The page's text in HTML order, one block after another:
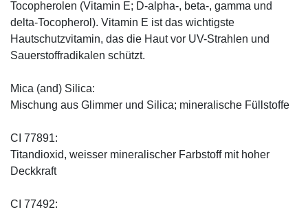
Tocopherolen (Vitamin E; D-alpha-, beta-, gamma und
delta-Tocopherol). Vitamin E ist das wichtigste
Hautschutzvitamin, das die Haut vor UV-Strahlen und
Sauerstoffradikalen schützt.
Mica (and) Silica:
Mischung aus Glimmer und Silica; mineralische Füllstoffe
CI 77891:
Titandioxid, weisser mineralischer Farbstoff mit hoher
Deckkraft
CI 77492: